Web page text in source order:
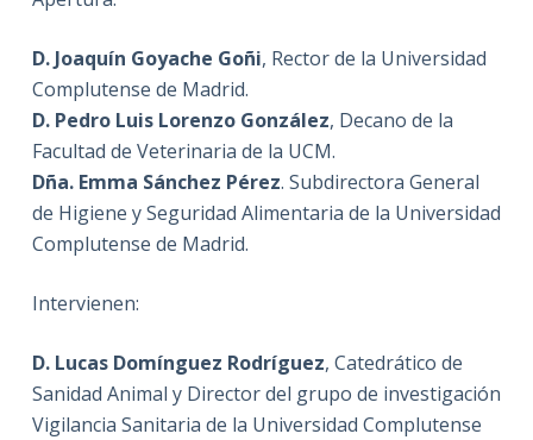
D. Joaquín Goyache Goñi, Rector de la Universidad
Complutense de Madrid.
D. Pedro Luis Lorenzo González, Decano de la
Facultad de Veterinaria de la UCM.
Dña. Emma Sánchez Pérez. Subdirectora General
de Higiene y Seguridad Alimentaria de la Universidad
Complutense de Madrid.
Intervienen:
D. Lucas Domínguez Rodríguez, Catedrático de
Sanidad Animal y Director del grupo de investigación
Vigilancia Sanitaria de la Universidad Complutense